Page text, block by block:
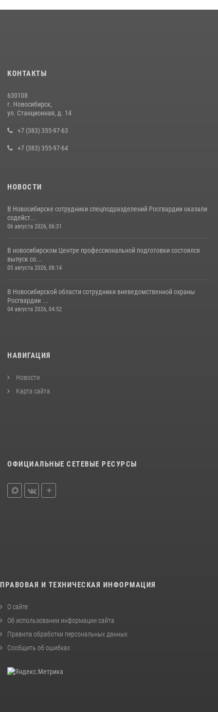
Росгвардии задержан подозреваемый в грабеже
За серию краж экипажем вневедомственной охраны Росгвардии
10 июля 2026, 04:33
КОНТАКТЫ
630108
г. Новосибирск,
ул. Станционная, д. 14
+7 (383) 355-97-63
+7 (383) 355-97-64
НОВОСТИ
В Новосибирске сотрудники спецподразделений Росгвардии оказали
содейст...
06 августа 2026, 06:31
В новосибирском Центре профессиональной подготовки состоялся
выпуск со...
05 августа 2026, 08:14
В Новосибирской области сотрудники вневедомственной охраны
Росгвардии ...
04 августа 2026, 04:52
НАВИГАЦИЯ
Новости
Карта сайта
ОФИЦИАЛЬНЫЕ СЕТЕВЫЕ РЕСУРСЫ
ПРАВОВАЯ И ТЕХНИЧЕСКАЯ ИНФОРМАЦИЯ
О сайте
Об использовании информации сайта
Правила обработки персональных данных
Сообщить об ошибках